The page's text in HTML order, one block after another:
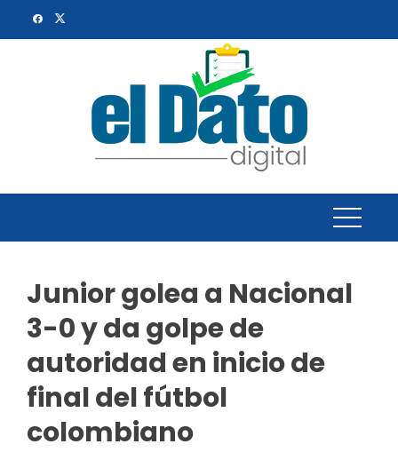
Junior golea a Nacional
3-0 y da golpe de
autoridad en inicio de
final del fútbol
colombiano